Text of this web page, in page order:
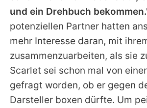
und ein Drehbuch
potenziellen Partner hatten
mehr Interesse daran, mit
zusammenzuarbeiten, als sie
Scarlet sei schon mal von
gefragt worden, ob er gegen
Darsteller boxen dürfte. Um